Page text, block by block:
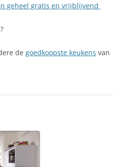
geheel gratis en vrijblijvend
de goedkoopste keukens van